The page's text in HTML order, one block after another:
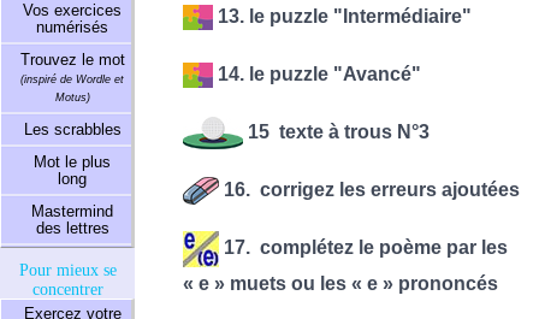
Vos exercices
numérisés
Trouvez le mot
(inspiré de Wordle et
Motus)
Les scrabbles
Mot le plus
long
Mastermind
des lettres
Pour mieux se
concentrer
Exercez votre
13. le puzzle "Intermédiaire"
14. le puzzle "Avancé"
15 texte à trous N°3
16. corrigez les erreurs ajoutées
17. complétez le poème par les
« e » muets ou les « e » prononcés